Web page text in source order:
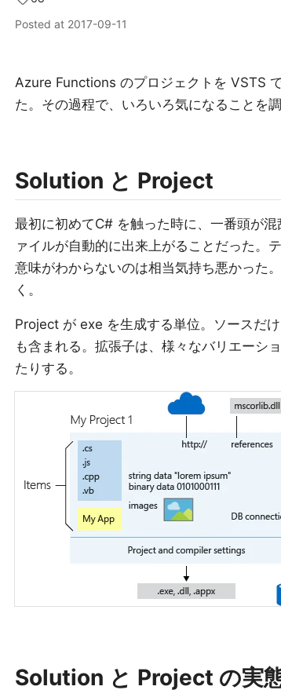
Posted at 2017-09-11
Azure Functions のプロジェクトを VSTS
た。その過程で、いろいろ気になることを調
Solution と Project
最初に初めてC# を触った時に、一番頭が混
ァイルが自動的に出来上がることだった。
意味がわからないのは相当気持ち悪かった
く。
Project が exe を生成する単位。ソースだ
も含まれる。拡張子は、様々なバリエーショ
たりする。
Solution と Project の実